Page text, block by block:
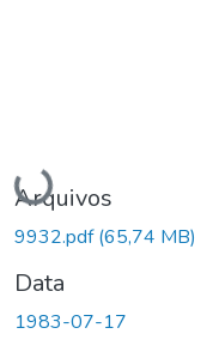
Carregando...
Arquivos
9932.pdf(65,74 MB)
Data
1983-07-17